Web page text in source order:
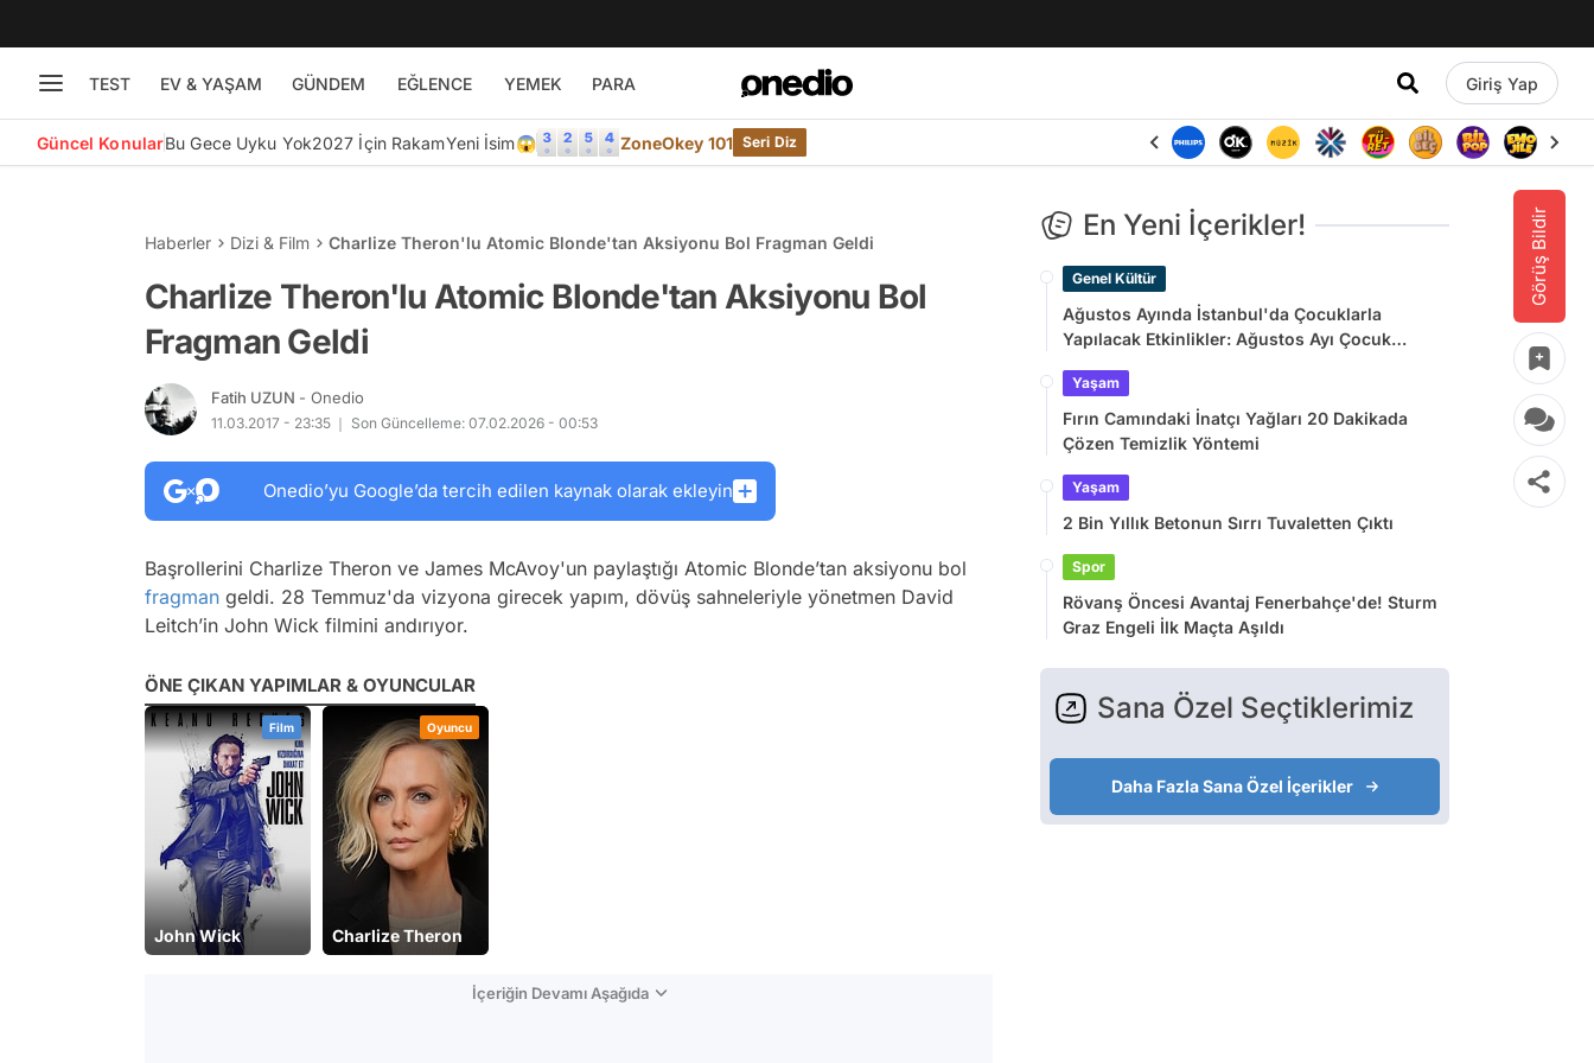
TEST EV & YAŞAM GÜNDEM EĞLENCE YEMEK PARA Giriş Yap
Güncel KonularBu Gece Uyku Yok2027 İçin RakamYeni İsim😱 ZoneOkey 101 Seri Diz
Görüş Bildir
Haberler Dizi & Film Charlize Theron'lu Atomic Blonde'tan Aksiyonu Bol Fragman Geldi
Charlize Theron'lu Atomic Blonde'tan Aksiyonu Bol
Fragman Geldi
Fatih UZUN - Onedio
11.03.2017 - 23:35 Son Güncelleme: 07.02.2026 - 00:53
Onedio’yu Google’da tercih edilen kaynak olarak ekleyin
Başrollerini Charlize Theron ve James McAvoy'un paylaştığı Atomic Blonde’tan aksiyonu bol
fragman geldi. 28 Temmuz'da vizyona girecek yapım, dövüş sahneleriyle yönetmen David
Leitch’in John Wick filmini andırıyor.
ÖNE ÇIKAN YAPIMLAR & OYUNCULAR
Film
John Wick
Oyuncu
Charlize Theron
İçeriğin Devamı Aşağıda
En Yeni İçerikler!
Genel Kültür
Ağustos Ayında İstanbul'da Çocuklarla
Yapılacak Etkinlikler: Ağustos Ayı Çocuk
Yaşam
Fırın Camındaki İnatçı Yağları 20 Dakikada
Çözen Temizlik Yöntemi
Yaşam
2 Bin Yıllık Betonun Sırrı Tuvaletten Çıktı
Spor
Rövanş Öncesi Avantaj Fenerbahçe'de! Sturm
Graz Engeli İlk Maçta Aşıldı
Sana Özel Seçtiklerimiz
Daha Fazla Sana Özel İçerikler